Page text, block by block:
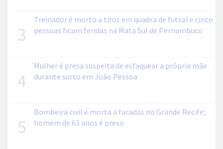
3
Treinador é morto a tiros em quadra de futsal e cinco
pessoas ficam feridas na Mata Sul de Pernambuco
4
Mulher é presa suspeita de esfaquear a própria mãe
durante surto em João Pessoa
5
Bombeira civil é morta a facadas no Grande Recife;
homem de 63 anos é preso